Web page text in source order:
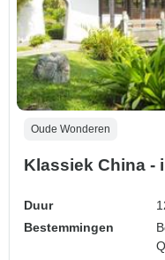
Oude Wonderen
Klassiek China -
Duur
Bestemmingen